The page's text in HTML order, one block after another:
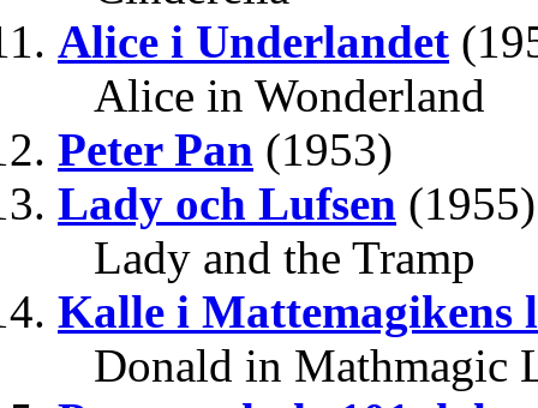
Alice i Underlandet
Alice in Wonderland
Peter Pan (1953)
Lady och Lufsen (1955)
Lady and the Tramp
Kalle i Mattemagikens
Donald in Mathmagic